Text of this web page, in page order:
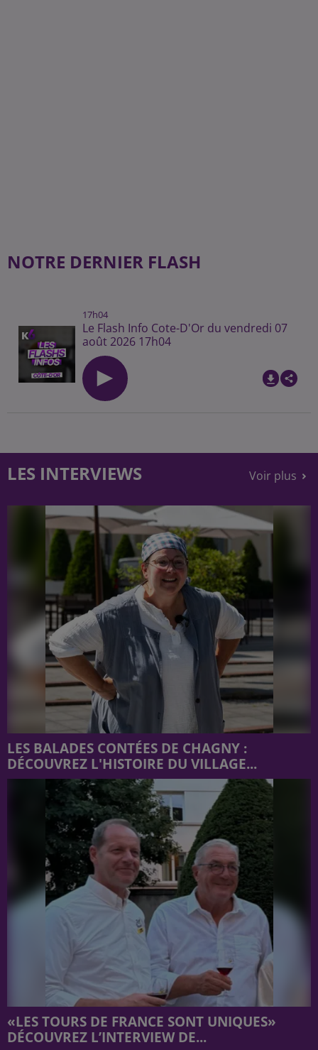
NOTRE DERNIER FLASH
17h04
Le Flash Info Cote-D'Or du vendredi 07
août 2026 17h04
LES INTERVIEWS Voir plus
LES BALADES CONTÉES DE CHAGNY :
DÉCOUVREZ L'HISTOIRE DU VILLAGE...
«LES TOURS DE FRANCE SONT UNIQUES»
DÉCOUVREZ L’INTERVIEW DE...